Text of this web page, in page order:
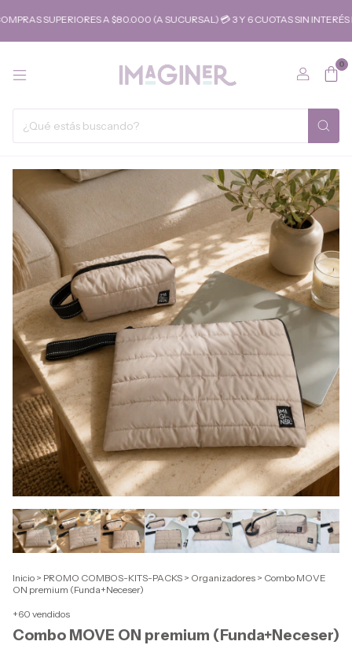
SUPERIORES A $80.000 (A SUCURSAL) 💳 3 Y 6 CUOTAS SIN INTERÉS
0
Inicio > PROMO COMBOS-KITS-PACKS > Organizadores > Combo MOVE
ON premium (Funda+Neceser)
+60 vendidos
Combo MOVE ON premium (Funda+Neceser)